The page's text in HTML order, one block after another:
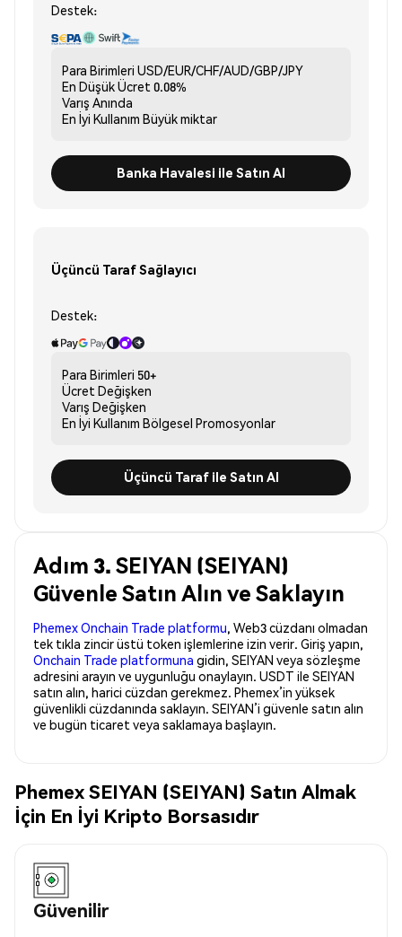
Destek:
Para Birimleri USD/EUR/CHF/AUD/GBP/JPY
En Düşük Ücret 0.08%
Varış Anında
En İyi Kullanım Büyük miktar
Banka Havalesi ile Satın Al
Üçüncü Taraf Sağlayıcı
Destek:
Para Birimleri 50+
Ücret Değişken
Varış Değişken
En İyi Kullanım Bölgesel Promosyonlar
Üçüncü Taraf ile Satın Al
Adım 3. SEIYAN (SEIYAN)
Güvenle Satın Alın ve Saklayın
Phemex Onchain Trade platformu, Web3 cüzdanı olmadan
tek tıkla zincir üstü token işlemlerine izin verir. Giriş yapın,
Onchain Trade platformuna gidin, SEIYAN veya sözleşme
adresini arayın ve uygunluğu onaylayın. USDT ile SEIYAN
satın alın, harici cüzdan gerekmez. Phemex’in yüksek
güvenlikli cüzdanında saklayın. SEIYAN’i güvenle satın alın
ve bugün ticaret veya saklamaya başlayın.
Phemex SEIYAN (SEIYAN) Satın Almak
İçin En İyi Kripto Borsasıdır
Güvenilir